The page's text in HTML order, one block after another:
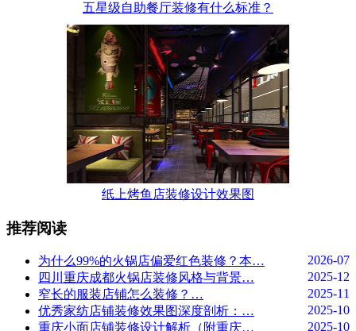
五星级自助餐厅装修有什么标准？
纸上烤鱼店装修设计效果图
推荐阅读
为什么99%的火锅店偏爱红色装修？本…
2026-07
四川重庆成都火锅店装修风格与背景…
2025-12
窄长的服装店铺怎么装修？…
2025-11
优秀家纺店铺装修效果图深度剖析：…
2025-10
重庆小面店铺装修设计解析（附重庆…
2025-10